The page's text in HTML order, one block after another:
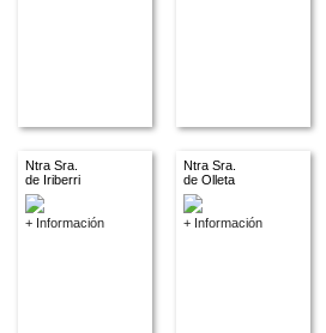
Ntra Sra.
de Iriberri
+ Información
Ntra Sra.
de Olleta
+ Información